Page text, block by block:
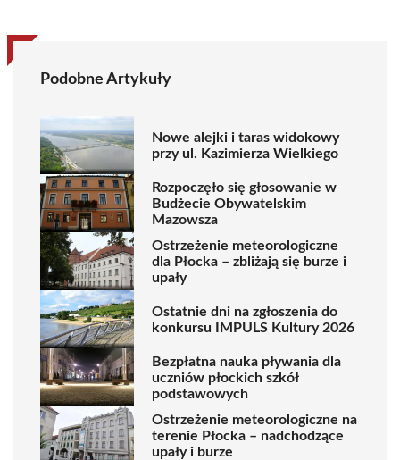
Podobne Artykuły
Nowe alejki i taras widokowy
przy ul. Kazimierza Wielkiego
Rozpoczęło się głosowanie w
Budżecie Obywatelskim
Mazowsza
Ostrzeżenie meteorologiczne
dla Płocka – zbliżają się burze i
upały
Ostatnie dni na zgłoszenia do
konkursu IMPULS Kultury 2026
Bezpłatna nauka pływania dla
uczniów płockich szkół
podstawowych
Ostrzeżenie meteorologiczne na
terenie Płocka – nadchodzące
upały i burze